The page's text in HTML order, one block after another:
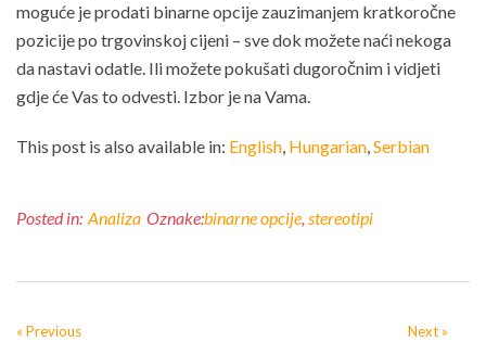
moguće je prodati binarne opcije zauzimanjem kratkoročne
pozicije po trgovinskoj cijeni – sve dok možete naći nekoga
da nastavi odatle. Ili možete pokušati dugoročnim i vidjeti
gdje će Vas to odvesti. Izbor je na Vama.
This post is also available in: English Hungarian Serbian
Posted in: Analiza Oznake:binarne opcije, stereotipi
« Previous Next »